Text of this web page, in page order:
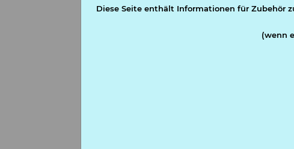
Diese Seite enthält Informationen für Zubehör
(wenn